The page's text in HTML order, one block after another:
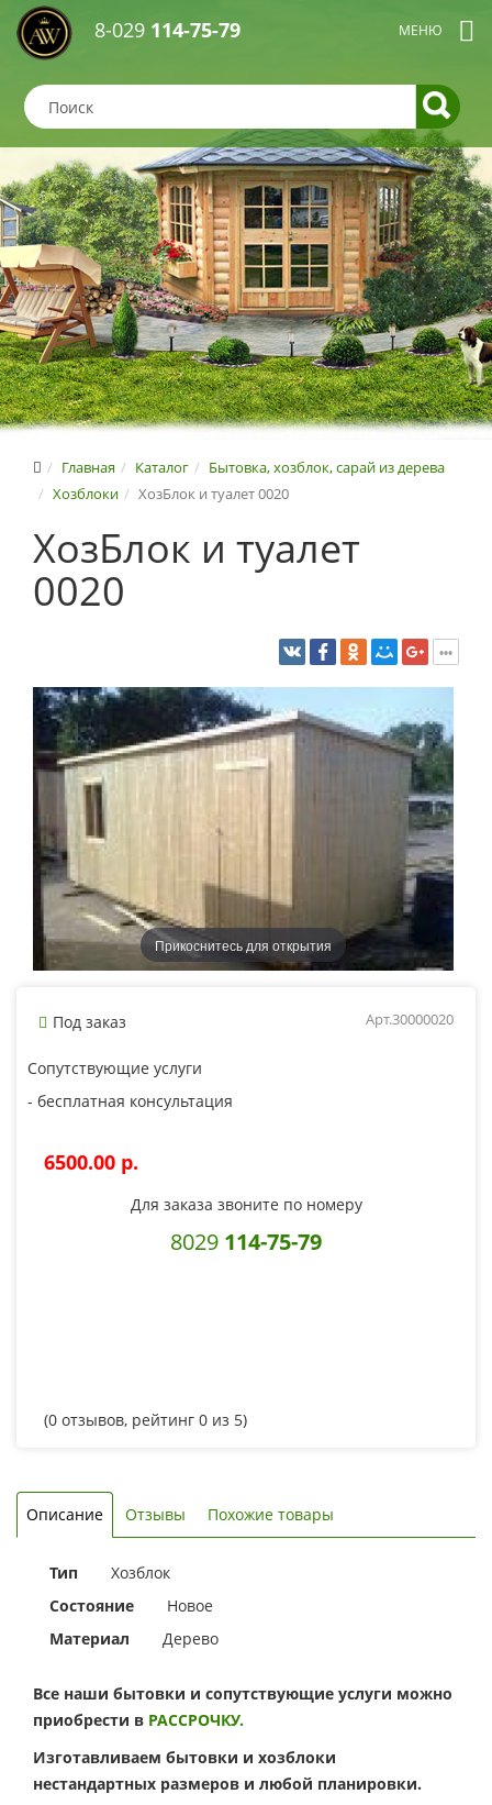
8-029 114-75-79
Главная Каталог
Бытовка, хозблок, сарай из дерева
Хозблоки
ХозБлок и туалет 0020
ХозБлок и туалет
0020
Прикоснитесь для открытия
Под заказ Арт.30000020
Сопутствующие услуги
- бесплатная консультация
6500.00 p.
Для заказа звоните по номеру
8029 114-75-79
(0 отзывов, рейтинг 0 из 5)
Описание Отзывы Похожие товары
Тип
Хозблок
Состояние
Новое
Материал
Дерево
Все наши бытовки и сопутствующие услуги можно
приобрести в РАССРОЧКУ.
Изготавливаем бытовки и хозблоки
нестандартных размеров и любой планировки.